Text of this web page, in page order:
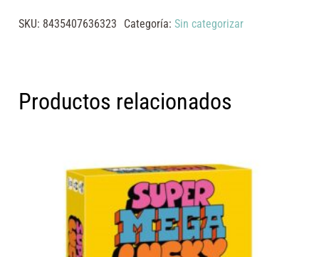
SKU: 8435407636323 Categoría: Sin categorizar
Productos relacionados